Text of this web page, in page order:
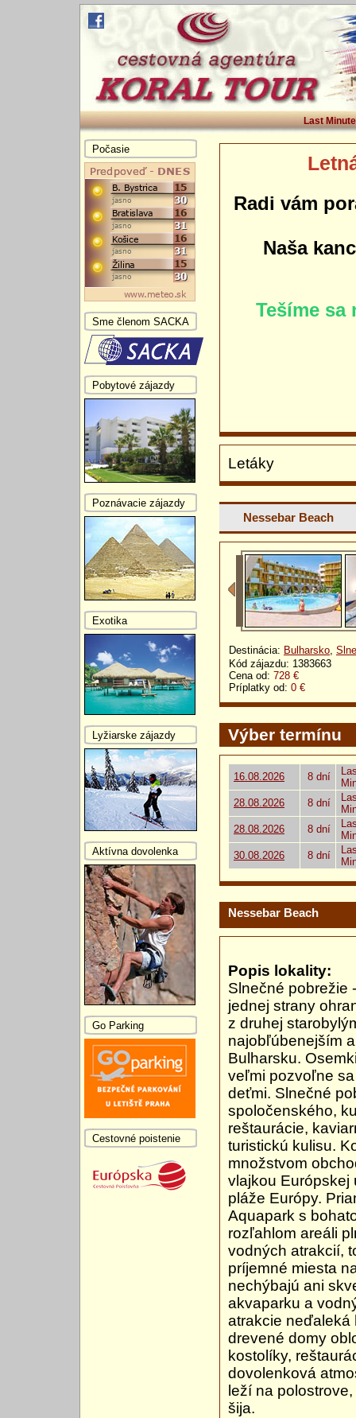
Last Minute
Radi vám
Naša
Tešíme sa
Letáky
Nessebar Beach
Destinácia: Bulharsko,
Kód zájazdu: 1383663
Cena od: 728 €
Príplatky od: 0 €
Výber termínu
16.08.2026 8 dní
28.08.2026
8 dní
28.08.2026
8 dní
30.08.2026
8 dní
Nessebar Beach
Popis lokality:
Slnečné pobrežie
jednej strany
z druhej
najobľúbenejším
Bulharsku.
veľmi pozvoľne
deťmi. Slnečné
spoločenského,
reštaurácie,
turistickú kulisu.
množstvom
vlajkou Európskej
pláže Európy.
Aquapark s
rozľahlom areáli
vodných atrakcií,
príjemné miesta
nechýbajú ani
akvaparku a
atrakcie neďaleká
drevené domy
kostolíky,
dovolenková
leží na
šija.
Počasie
Sme členom SACKA
Pobytové zájazdy
Poznávacie zájazdy
Exotika
Lyžiarske zájazdy
Aktívna dovolenka
Go Parking
Cestovné poistenie